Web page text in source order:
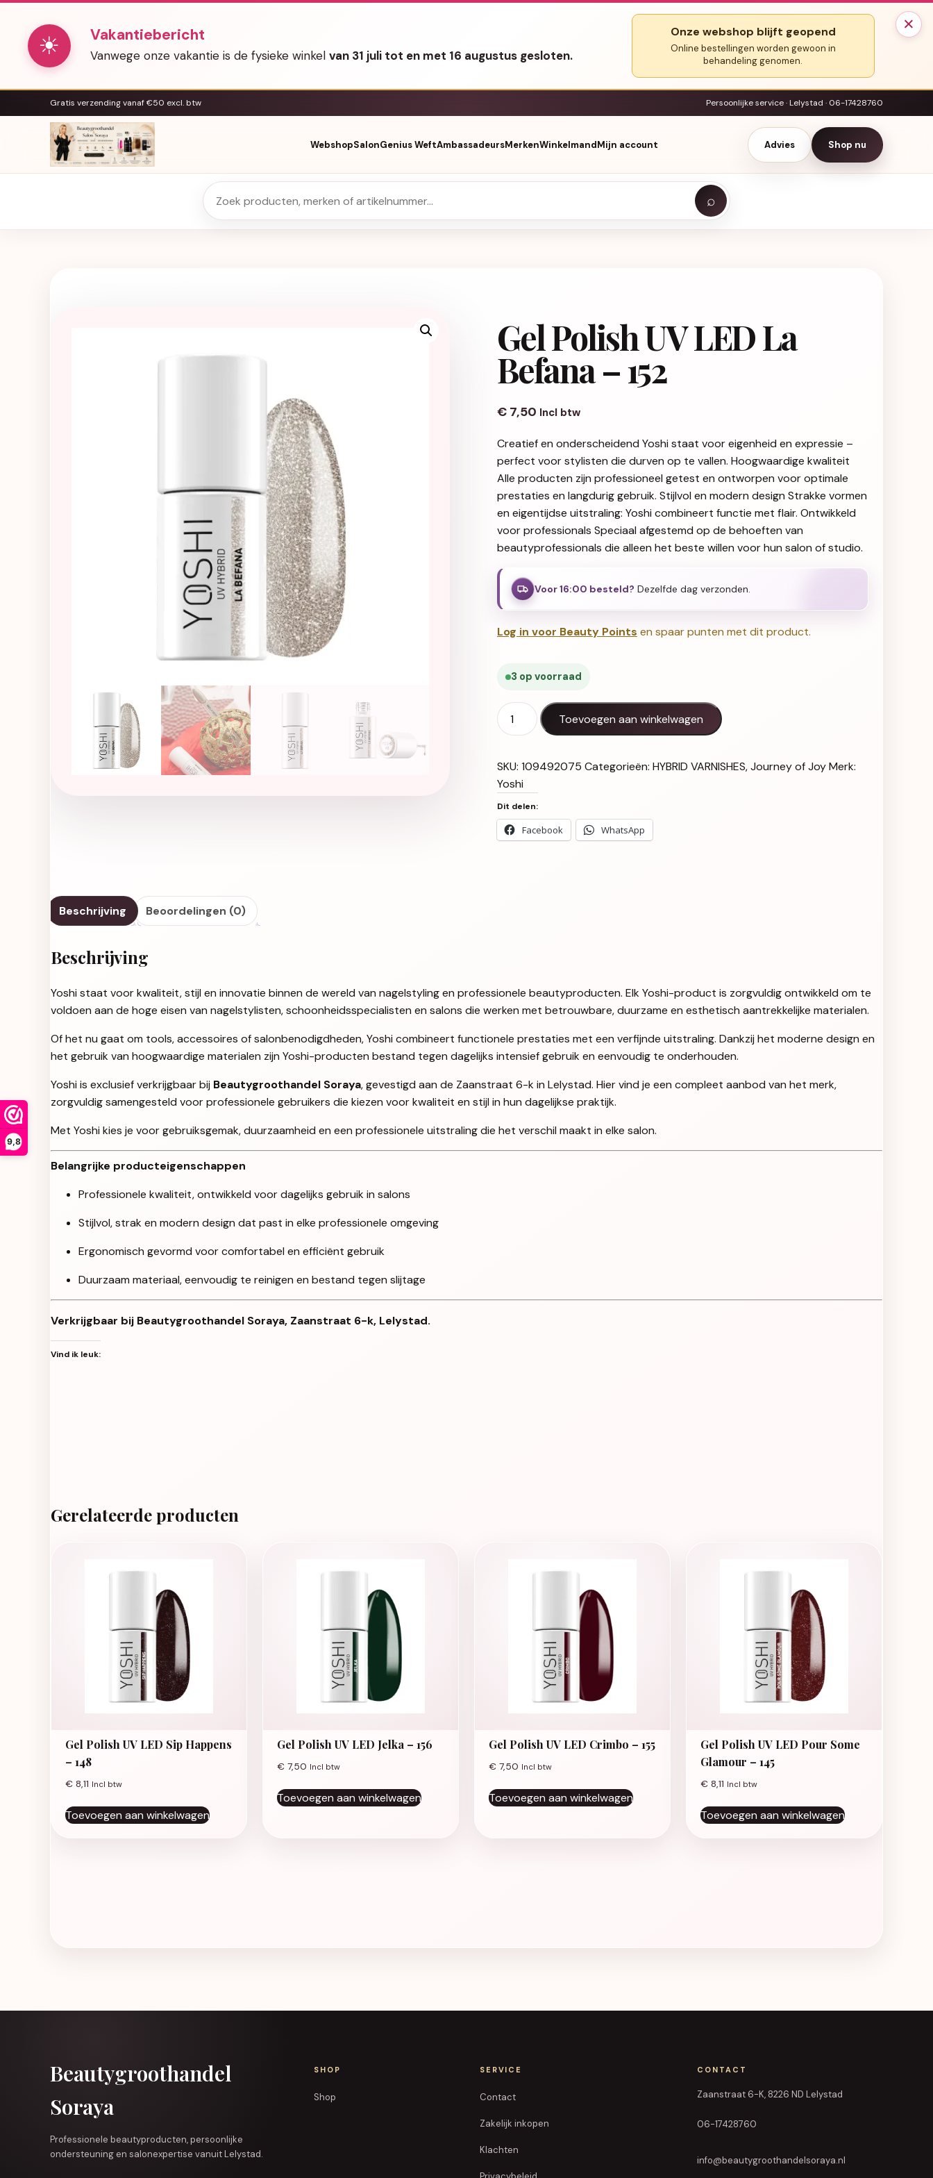
9,8
×
☀ Vakantiebericht
Vanwege onze vakantie is de fysieke winkel van 31 juli tot en met 16 augustus gesloten.
Onze webshop blijft geopend
Online bestellingen worden gewoon in
behandeling genomen.
Gratis verzending vanaf €50 excl. btw Persoonlijke service · Lelystad · 06-17428760
WebshopSalonGenius WeftAmbassadeursMerkenWinkelmandMijn account Advies Shop nu
⌕
Gel Polish UV LED La
Befana – 152
€7,50 Incl btw
Creatief en onderscheidend Yoshi staat voor eigenheid en expressie –
perfect voor stylisten die durven op te vallen. Hoogwaardige kwaliteit
Alle producten zijn professioneel getest en ontworpen voor optimale
prestaties en langdurig gebruik. Stijlvol en modern design Strakke vormen
en eigentijdse uitstraling: Yoshi combineert functie met flair. Ontwikkeld
voor professionals Speciaal afgestemd op de behoeften van
beautyprofessionals die alleen het beste willen voor hun salon of studio.
Voor 16:00 besteld? Dezelfde dag verzonden.
Log in voor Beauty Points en spaar punten met dit product.
3 op voorraad
Gel Polish UV LED La Befana - 152 aantal
Toevoegen aan winkelwagen
SKU: 109492075 Categorieën: HYBRID VARNISHES,Journey of JoyMerk:
Yoshi
Dit delen:
Facebook WhatsApp
Beschrijving Beoordelingen (0)
Beschrijving
Yoshi staat voor kwaliteit, stijl en innovatie binnen de wereld van nagelstyling en professionele beautyproducten. Elk Yoshi-product is zorgvuldig ontwikkeld om te
voldoen aan de hoge eisen van nagelstylisten, schoonheidsspecialisten en salons die werken met betrouwbare, duurzame en esthetisch aantrekkelijke materialen.
Of het nu gaat om tools, accessoires of salonbenodigdheden, Yoshi combineert functionele prestaties met een verfijnde uitstraling. Dankzij het moderne design en
het gebruik van hoogwaardige materialen zijn Yoshi-producten bestand tegen dagelijks intensief gebruik en eenvoudig te onderhouden.
Yoshi is exclusief verkrijgbaar bij Beautygroothandel Soraya, gevestigd aan de Zaanstraat 6-k in Lelystad. Hier vind je een compleet aanbod van het merk,
zorgvuldig samengesteld voor professionele gebruikers die kiezen voor kwaliteit en stijl in hun dagelijkse praktijk.
Met Yoshi kies je voor gebruiksgemak, duurzaamheid en een professionele uitstraling die het verschil maakt in elke salon.
Belangrijke producteigenschappen
Professionele kwaliteit, ontwikkeld voor dagelijks gebruik in salons
Stijlvol, strak en modern design dat past in elke professionele omgeving
Ergonomisch gevormd voor comfortabel en efficiënt gebruik
Duurzaam materiaal, eenvoudig te reinigen en bestand tegen slijtage
Verkrijgbaar bij Beautygroothandel Soraya, Zaanstraat 6-k, Lelystad.
Vind ik leuk:
Gerelateerde producten
Gel Polish UV LED Sip Happens
– 148
€ 8,11 Incl btw
Toevoegen aan winkelwagen
Gel Polish UV LED Jelka – 156
€ 7,50 Incl btw
Toevoegen aan winkelwagen
Gel Polish UV LED Crimbo – 155
€ 7,50 Incl btw
Toevoegen aan winkelwagen
Gel Polish UV LED Pour Some
Glamour – 145
€ 8,11 Incl btw
Toevoegen aan winkelwagen
Beautygroothandel
Soraya
Professionele beautyproducten, persoonlijke
ondersteuning en salonexpertise vanuit Lelystad.
SHOP
Shop
SERVICE
Contact
Zakelijk inkopen
Klachten
CONTACT
Zaanstraat 6-K, 8226 ND Lelystad
06-17428760
info@beautygroothandelsoraya.nl